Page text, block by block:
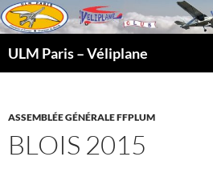
ULM Paris – Véliplane
ASSEMBLÉE GÉNÉRALE FFPLUM
BLOIS 2015